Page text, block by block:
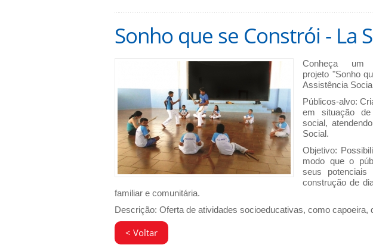
Sonho que se Constrói - La
Conheça
projeto "Sonho
Assistência
Públicos-alvo:
em situação
social,
Social.
Objetivo:
modo que o
seus potenciais
construção de
familiar e comunitária.
Descrição: Oferta de atividades socioeducativas, como capoeira,
< Voltar